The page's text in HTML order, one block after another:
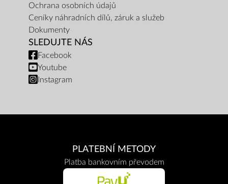
Ochrana osobních údajů
Ceníky náhradních dílů, záruk a služeb
Dokumenty
SLEDUJTE NÁS
Facebook
Youtube
Instagram
PLATEBNÍ METODY
Platba bankovním převodem